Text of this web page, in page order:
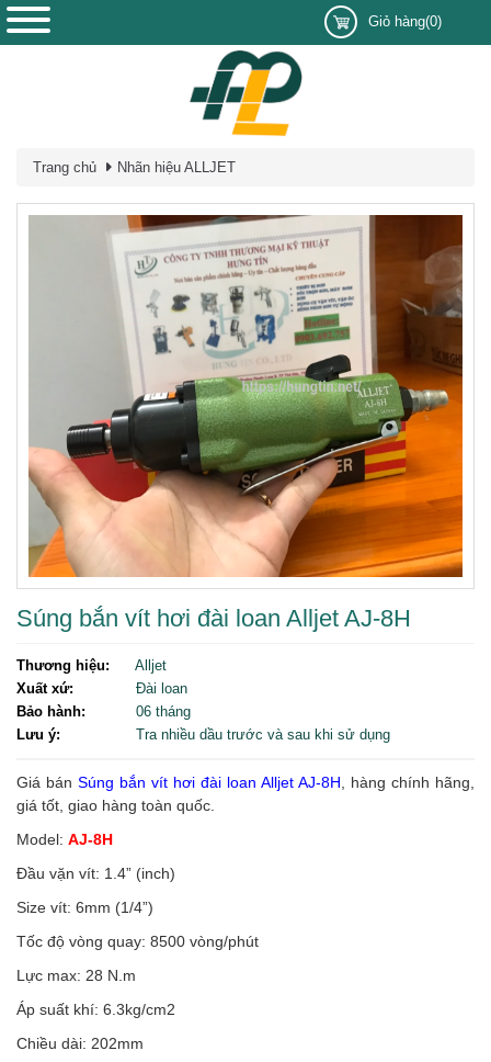
Giỏ hàng(0)
Trang chủ Nhãn hiệu ALLJET
Súng bắn vít hơi đài loan Alljet AJ-8H
Thương hiệu:
Alljet
Xuất xứ:
Đài loan
Bảo hành:
06 tháng
Lưu ý:
Tra nhiều dầu trước và sau khi sử dụng
Giá bán Súng bắn vít hơi đài loan Alljet AJ-8H , hàng chính hãng,
giá tốt, giao hàng toàn quốc.
Model: AJ-8H
Đầu vặn vít: 1.4” (inch)
Size vít: 6mm (1/4”)
Tốc độ vòng quay: 8500 vòng/phút
Lực max: 28 N.m
Áp suất khí: 6.3kg/cm2
Chiều dài: 202mm